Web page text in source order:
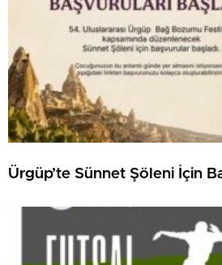
Ürgüp’te Sünnet Şöleni İçin